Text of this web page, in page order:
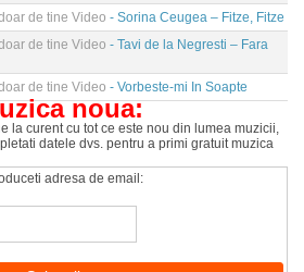
de tine Video - Sorina Ceugea – Fitze, Fitze
de tine Video - Tavi de la Negresti – Fara
de tine Video - Vorbeste-mi In Soapte
noua:
la curent cu tot ce este nou din lumea muzicii,
datele dvs. pentru a primi gratuit muzica
adresa de email: